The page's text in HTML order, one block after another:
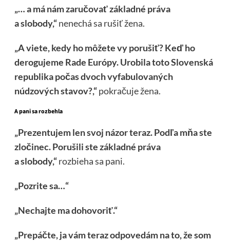
„… a má nám zaručovať základné práva
a slobody,“nenechá sa rušiť žena.
„A viete, kedy ho môžete vy porušiť? Keď ho
derogujeme Rade Európy. Urobila toto Slovenská
republika počas dvoch vyfabulovaných
núdzových stavov?,“pokračuje žena.
A pani sa rozbehla
„Prezentujem len svoj názor teraz. Podľa mňa ste
zločinec. Porušili ste základné práva
a slobody,“rozbieha sa pani.
„Pozrite sa…“
„Nechajte ma dohovoriť.“
„Prepáčte, ja vám teraz odpovedám na to, že som